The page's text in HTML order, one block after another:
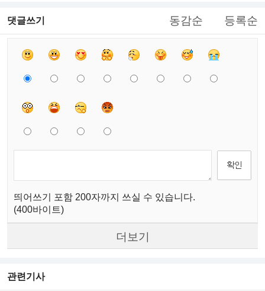
댓글쓰기 동감순 등록순
띄어쓰기 포함 200자까지 쓰실 수 있습니다.
(400바이트)
더보기
관련기사